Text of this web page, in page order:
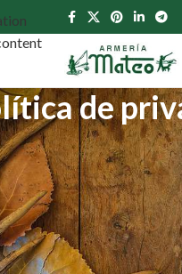
de
de gran importancia para
una actitud abierta y
de una política
sus datos personales.